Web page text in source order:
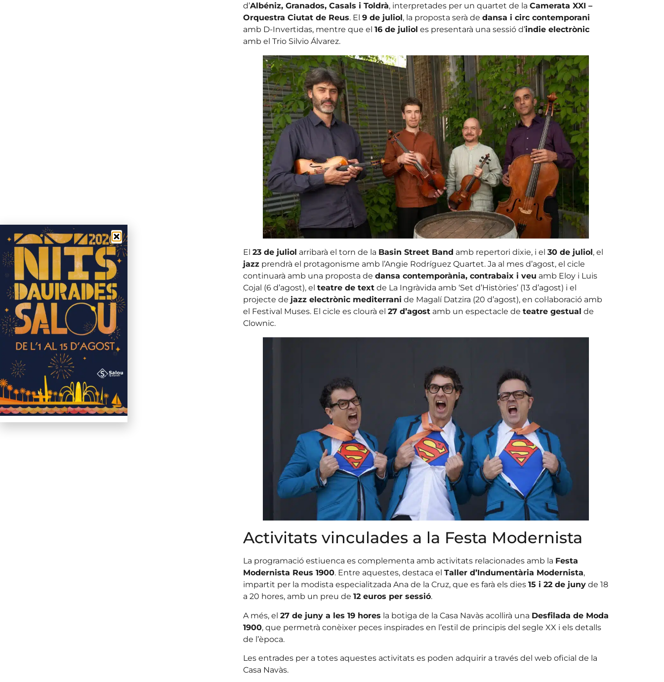
d’Albéniz, Granados, Casals i Toldrà, interpretades per un quartet de la Camerata XXI –
Orquestra Ciutat de Reus. El 9 de juliol, la proposta serà de dansa i circ contemporani
amb D-Invertidas, mentre que el 16 de juliol es presentarà una sessió d’indie electrònic
amb el Trio Silvio Álvarez.
El 23 de juliol arribarà el torn de la Basin Street Band amb repertori dixie, i el 30 de juliol, el
jazzprendrà el protagonisme amb l’Angie Rodríguez Quartet. Ja al mes d’agost, el cicle
continuarà amb una proposta de dansa contemporània, contrabaix i veu amb Eloy i Luis
Cojal (6 d’agost), el teatre de textde La Ingràvida amb ‘Set d’Històries’ (13 d’agost) i el
projecte de jazz electrònic mediterrani de Magalí Datzira (20 d’agost), en col·laboració amb
el Festival Muses. El cicle es clourà el 27 d’agostamb un espectacle de teatre gestual de
Clownic.
Activitats vinculades a la Festa Modernista
La programació estiuenca es complementa amb activitats relacionades amb la Festa
Modernista Reus 1900. Entre aquestes, destaca el Taller d’Indumentària Modernista,
impartit per la modista especialitzada Ana de la Cruz, que es farà els dies 15 i 22 de junyde 18
a 20 hores, amb un preu de 12 euros per sessió.
A més, el 27 de juny a les 19 hores la botiga de la Casa Navàs acollirà una Desfilada de Moda
1900, que permetrà conèixer peces inspirades en l’estil de principis del segle XX i els detalls
de l’època.
Les entrades per a totes aquestes activitats es poden adquirir a través del web oficial de la
Casa Navàs.